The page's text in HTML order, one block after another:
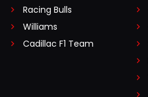
Racing Bulls
Williams
Cadillac F1 Team